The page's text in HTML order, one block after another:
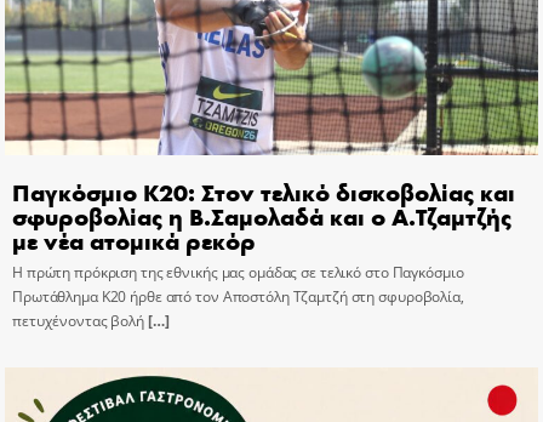
Παγκόσμιο Κ20: Στον τελικό δισκοβολίας και
σφυροβολίας η Β.Σαμολαδά και ο Α.Τζαμτζής
με νέα ατομικά ρεκόρ
Η πρώτη πρόκριση της εθνικής μας ομάδας σε τελικό στο Παγκόσμιο
Πρωτάθλημα Κ20 ήρθε από τον Αποστόλη Τζαμτζή στη σφυροβολία,
πετυχένοντας βολή[…]